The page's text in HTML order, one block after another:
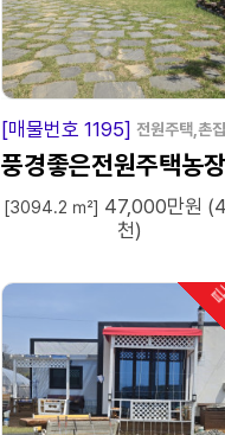
급 매
[매물번호 1195] 전원주택,촌집
풍경좋은전원주택농장
[3094.2 ㎡] 47,000만원
천)